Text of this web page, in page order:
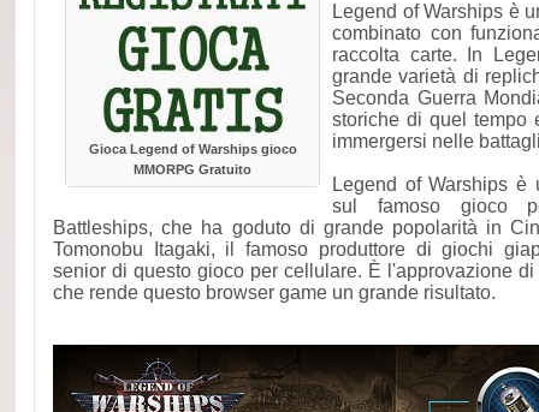
Gioca Legend of Warships gioco
MMORPG Gratuito
Legend of Warships è
combinato con
raccolta carte. In
grande varietà di
Seconda Guerra
storiche di quel tempo
immergersi nelle
Legend of Warships è
sul famoso gioco
Battleships, che ha goduto di grande popolarità in
Tomonobu Itagaki, il famoso produttore di giochi
senior di questo gioco per cellulare. È l'approvazione
che rende questo browser game un grande risultato.